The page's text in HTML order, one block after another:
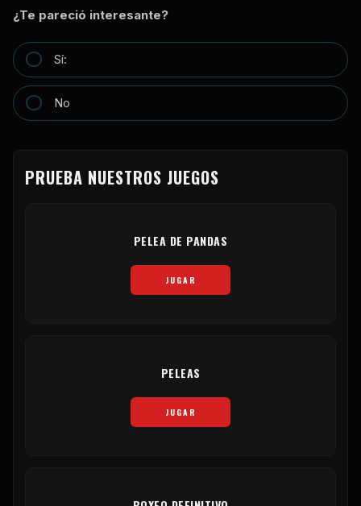
¿Te pareció interesante?
Sí:
No
PRUEBA NUESTROS JUEGOS
PELEA DE PANDAS
JUGAR
PELEAS
JUGAR